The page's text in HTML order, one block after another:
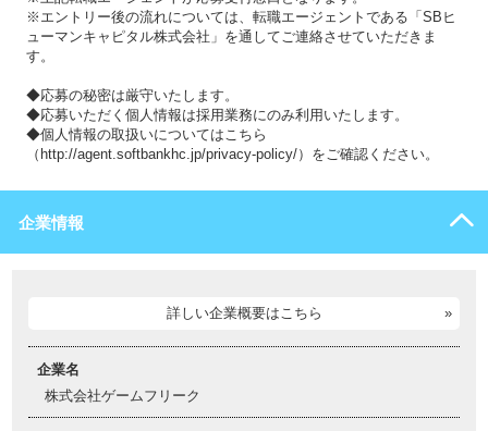
※エントリー後の流れについては、転職エージェントである「SBヒ
ューマンキャピタル株式会社」を通してご連絡させていただきま
す。
◆応募の秘密は厳守いたします。
◆応募いただく個人情報は採用業務にのみ利用いたします。
◆個人情報の取扱いについてはこちら
（http://agent.softbankhc.jp/privacy-policy/）をご確認ください。
企業情報
詳しい企業概要はこちら
企業名
株式会社ゲームフリーク